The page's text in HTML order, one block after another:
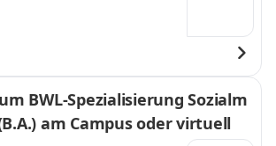
BWL-Spezialisierung Sozialm
am Campus oder virtuell